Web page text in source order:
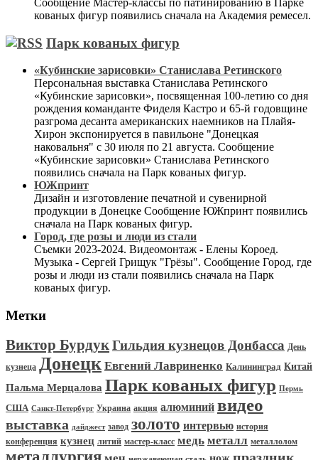
кованых фигур появились сначала на Академия ремесел.
Парк кованых фигур
«Кубинские зарисовки» Станислава Ретинского
Персональная выставка Станислава Ретинского
«Кубинские зарисовки», посвященная 100-летию со дня
рождения команданте Фиделя Кастро и 65-й годовщине
разгрома десанта американских наемников на Плайя-
Хирон экспонируется в павильоне "Донецкая
наковальня" с 30 июля по 21 августа. Сообщение
«Кубинские зарисовки» Станислава Ретинского
появились сначала на Парк кованых фигур.
ЮЖпринт
Дизайн и изготовление печатной и сувенирной
продукции в Донецке Сообщение ЮЖпринт появились
сначала на Парк кованых фигур.
Город, где розы и люди из стали
Съемки 2023-2024. Видеомонтаж - Елены Короед.
Музыка - Сергей Грищук "Грёзы". Сообщение Город, где
розы и люди из стали появились сначала на Парк
кованых фигур.
Метки
Виктор БурдукГильдия кузнецов Донбасса День
кузнеца Донецк Евгений Лавриненко Калининград Китай
Пальма Мерцалова Парк кованых фигур Пермь
США Санкт-Петербург Украина акция алюминий видео
выставка дайджест завод золото интервью история
конференция кузнец литий мастер-класс медь металл металлолом